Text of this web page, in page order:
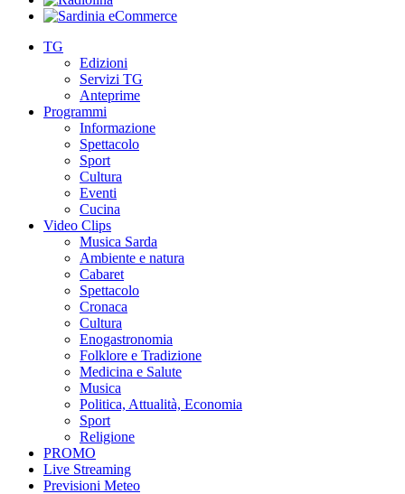
TG
Edizioni
Servizi TG
Anteprime
Programmi
Informazione
Spettacolo
Sport
Cultura
Eventi
Cucina
Video Clips
Musica Sarda
Ambiente e natura
Cabaret
Spettacolo
Cronaca
Cultura
Enogastronomia
Folklore e Tradizione
Medicina e Salute
Musica
Politica, Attualità, Economia
Sport
Religione
PROMO
Live Streaming
Previsioni Meteo